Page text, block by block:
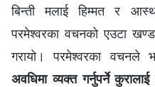
बिन्ती मलाई हिम्मत र
परमेश्‍वरका वचनको एउटा
गरायो। परमेश्‍वरका वचनले
अवधिमा व्यक्त गर्नुपर्ने